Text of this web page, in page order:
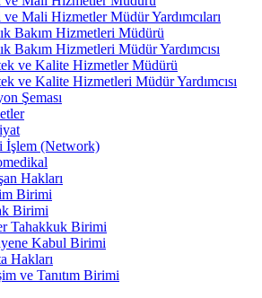
Mali Hizmetler Müdür Yardımcıları
Bakım Hizmetleri Müdürü
Bakım Hizmetleri Müdür Yardımcısı
ve Kalite Hizmetler Müdürü
ve Kalite Hizmetleri Müdür Yardımcısı
Şeması
İşlem (Network)
Hakları
Birimi
Birimi
Tahakkuk Birimi
Kabul Birimi
Hakları
ve Tanıtım Birimi